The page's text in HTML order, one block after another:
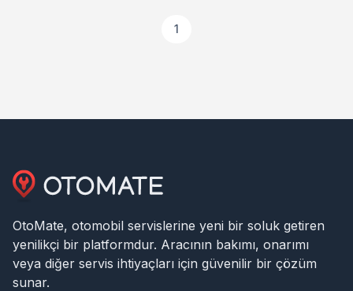
1
OtoMate, otomobil servislerine yeni bir soluk getiren
yenilikçi bir platformdur. Aracının bakımı, onarımı
veya diğer servis ihtiyaçları için güvenilir bir çözüm
sunar.